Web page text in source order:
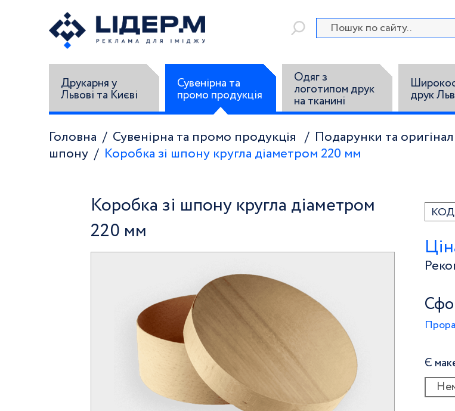
Друкарня у
Львові та Києві
Сувенірна та
промо продукція
Одяг з
логотипом друк
на тканині
друк
Головна Сувенірна та промо продукція Подарунки та
шпону
Коробка зі шпону кругла діаметром 220 мм
Коробка зі шпону кругла діаметром
220 мм
Є